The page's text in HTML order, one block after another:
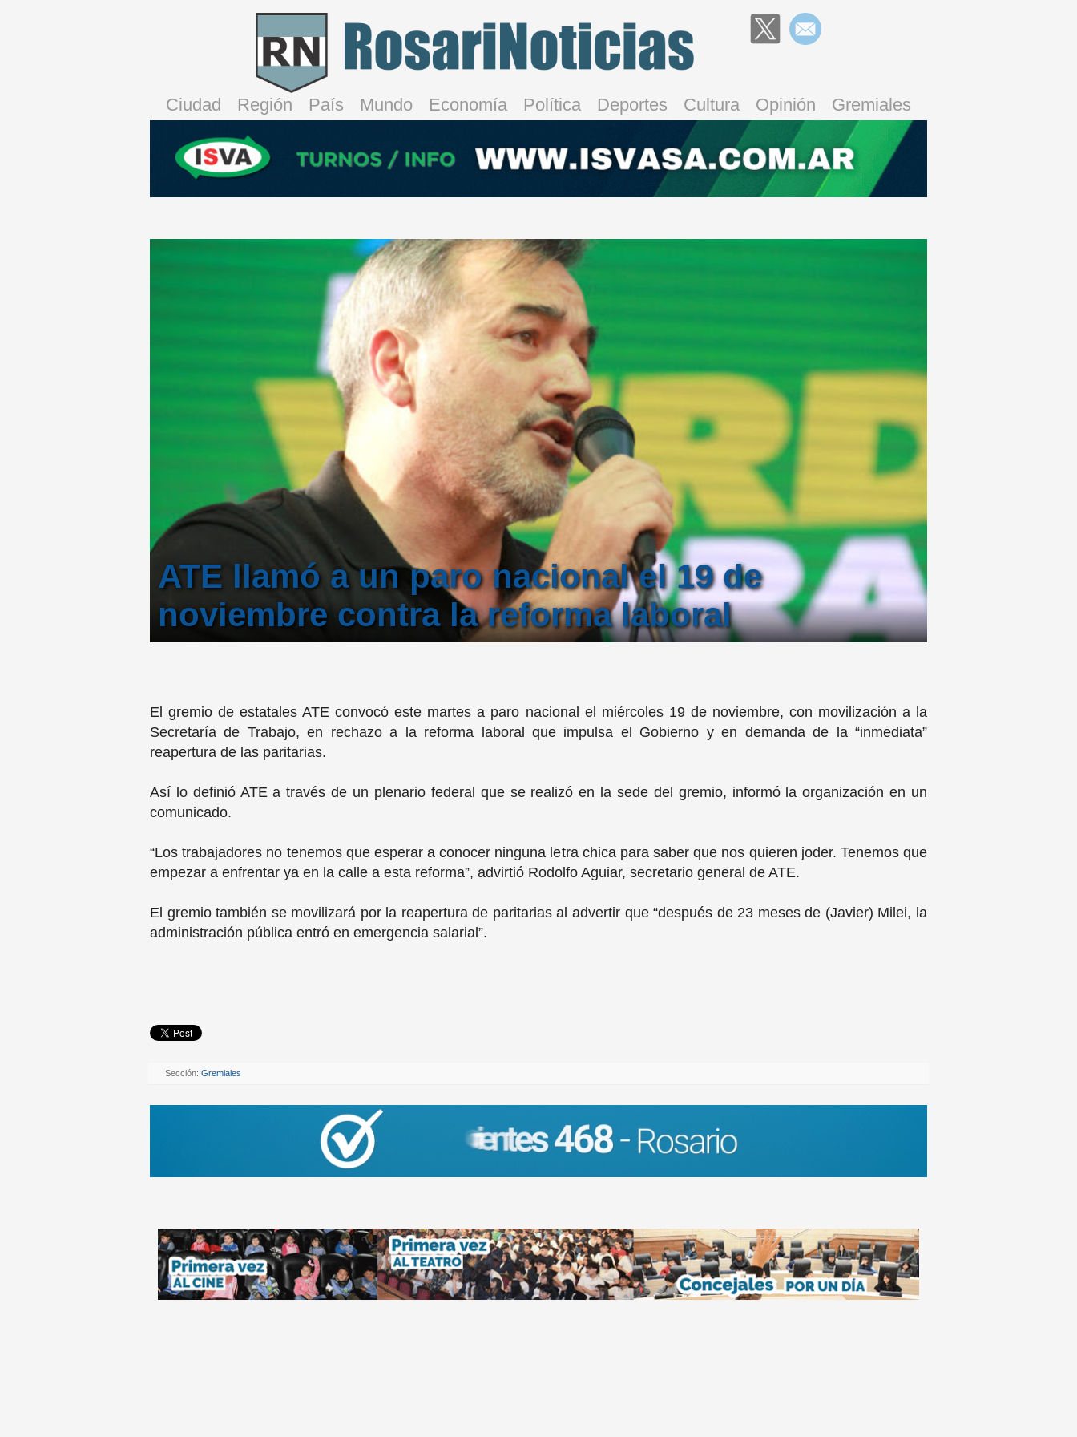
Ciudad Región País Mundo Economía Política Deportes Cultura Opinión Gremiales
ATE llamó a un paro nacional el 19 de
noviembre contra la reforma laboral
El gremio de estatales ATE convocó este martes a paro nacional el miércoles 19 de noviembre, con movilización a la
Secretaría de Trabajo, en rechazo a la reforma laboral que impulsa el Gobierno y en demanda de la “inmediata”
reapertura de las paritarias.
Así lo definió ATE a través de un plenario federal que se realizó en la sede del gremio, informó la organización en un
comunicado.
“Los trabajadores no tenemos que esperar a conocer ninguna letra chica para saber que nos quieren joder. Tenemos que
empezar a enfrentar ya en la calle a esta reforma”, advirtió Rodolfo Aguiar, secretario general de ATE.
El gremio también se movilizará por la reapertura de paritarias al advertir que “después de 23 meses de (Javier) Milei, la
administración pública entró en emergencia salarial”.
Sección: Gremiales